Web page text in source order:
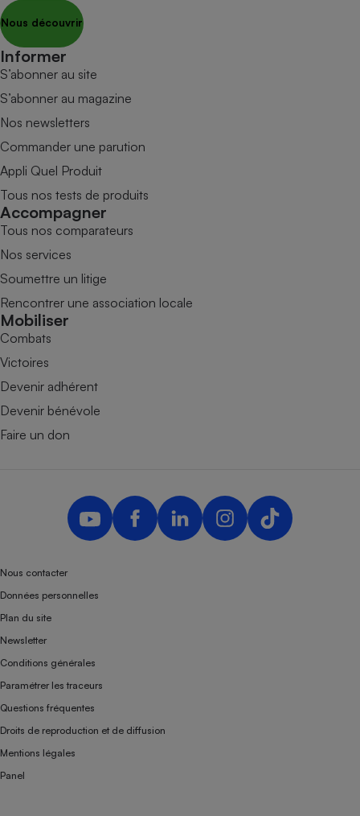
Nous découvrir
Informer
S’abonner au site
S’abonner au magazine
Nos newsletters
Commander une parution
Appli Quel Produit
Tous nos tests de produits
Accompagner
Tous nos comparateurs
Nos services
Soumettre un litige
Rencontrer une association locale
Mobiliser
Combats
Victoires
Devenir adhérent
Devenir bénévole
Faire un don
Nous contacter
Données personnelles
Plan du site
Newsletter
Conditions générales
Paramétrer les traceurs
Questions fréquentes
Droits de reproduction et de diffusion
Mentions légales
Panel